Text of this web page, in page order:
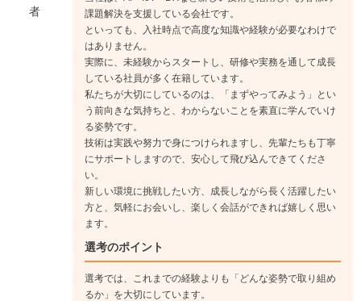
者
課題解決を支援している会社です。
といっても、入社時点で高度な知識や経験が必要なわけで
はありません。
実際に、未経験からスタートし、研修や実務を通して成長
している社員が多く在籍しています。
私たちが大切にしているのは、「まずやってみよう」とい
う前向きな気持ちと、わからないことを素直に学んでいけ
る姿勢です。
技術は実践や努力で身につけられますし、先輩たちも丁寧
にサポートしますので、安心して飛び込んできてくださ
い。
新しい環境に挑戦したい方、成長しながら長く活躍したい
方と、気軽にお会いし、楽しく会話ができれば嬉しく思い
ます。
選考のポイント
選考では、これまでの経験よりも「どんな姿勢で取り組め
るか」を大切にしています。